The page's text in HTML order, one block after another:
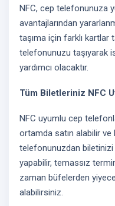
NFC, cep telefonunuza
avantajlarından
taşıma için farklı kartlar
telefonunuzu taşıyarak
yardımcı olacaktır.
Tüm Biletleriniz NFC
NFC uyumlu cep
ortamda satın alabilir ve
telefonunuzdan
yapabilir, temassız
zaman büfelerden
alabilirsiniz.